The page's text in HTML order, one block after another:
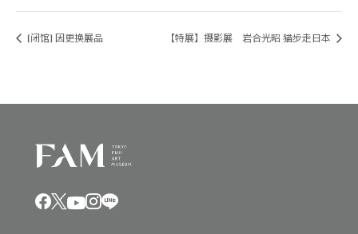
[闭馆] 因更换展品 【特展】摄影展 岩合光昭 猫步走日本